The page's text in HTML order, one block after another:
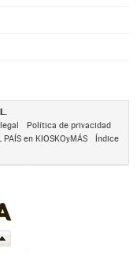
Política de privacidad
PAÍS en KIOSKOyMÁS
Índice